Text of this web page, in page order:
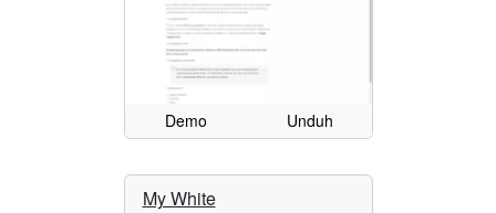
Demo Unduh
My White